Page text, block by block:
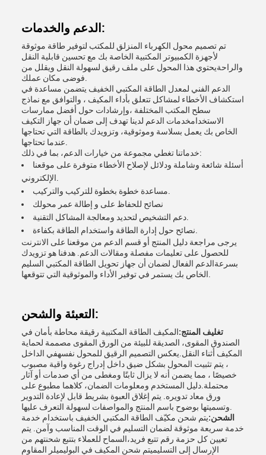
الدعم والخدمات:
تم تصميم محول الكهرباء المنزلق للمكتب لتوفير طاقة موثوقة
لأجهزة الكمبيوتر المكتبية الخاصة بك مع تحسين قابلية النقل
والراحةيحتوي هذا المحول على ملف رقيق لسهولة النقل ويقلل من
الدعم الفني لمعدل الطاقة المكتبي الخفيف يتضمن مساعدة في
استكشاف الأخطاء لمشاكل تتعلق بأداء المكيف ، والتوافق مع نماذج
سطح المكتب المختلفة ،وإرشادات حول أفضل ممارسات
الاستخدامخدمات الدعم لدينا تهدف إلى ضمان أن جهاز التكيف
الخاص بك يعمل بسلاسة وموثوقية، وتزويدك بالطاقة التي تحتاجها
خدماتنا تغطي مجموعة من خيارات الدعم، بما في ذلك:
أسئلة شائعة وشاملة ودلائل لإصلاح الأخطاء متوفرة على موقعنا
نصائح للحفاظ على و إطالة عمر محولك
يرجى مراجعة دليل المنتج أو قسم الدعم من موقعنا على الانترنت
للحصول على تعليمات مفصلة ومقالات الدعم. هدفنا هو تزويدك
بسرعةالدعم الفعال لضمان أن جهاز تحويل الطاقة المكتبي السليم
التعبئة والشحن:
تغليف المنتج:المكيف الطاقة المكتبية رقيقة محاطة بأمان في
الصندوق المقوى، الصديقة للبيئة من الورق المقوى مصممة لحماية
المكيف أثناء النقل.يعكس التصميم الرقيق للمحول نفسهفي الداخل
، يتم تثبيت المحول بشكل ضيق داخل إدراج رغوة واقية مصبوب
خصيصًا ، مما يضمن أنه لا يزال ثابتًا ومغطى من أي صدمات أو آثار
محتملة.دليل المستخدم ومعلومات الضمان، كلاهما مطبوع على
ورق معاد تدويره. يتم إغلاق العبوة بشريط قابل لإعادة التدوير
الشحن:يتم شحن مكيّف الطاقة المكتبي الخفيف باستخدام خدمة
خدمة سريعة موثوقة لضمان التسليم في الوقت المناسب وآمن. يتم
تعيين كل حزمة رقم تتبع فريد،السماح للعملاء بتتبع شحنتهم من
الإرسال إلى التسليميتم شحن المكيف في البوليميلر المقاوم